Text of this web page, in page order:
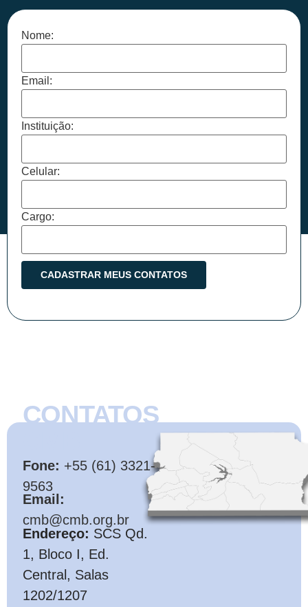
Nome:
Email:
Instituição:
Celular:
Cargo:
CONTATOS
Fone: +55 (61) 3321-
9563
Email:
cmb@cmb.org.br
Endereço: SCS Qd.
1, Bloco I, Ed.
Central, Salas
1202/1207